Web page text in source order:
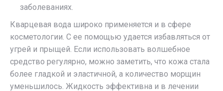
заболеваниях.
Кварцевая вода широко применяется и в сфере
косметологии. С ее помощью удается избавляться от
угрей и прыщей. Если использовать волшебное
средство регулярно, можно заметить, что кожа стала
более гладкой и эластичной, а количество морщин
уменьшилось. Жидкость эффективна и в лечении